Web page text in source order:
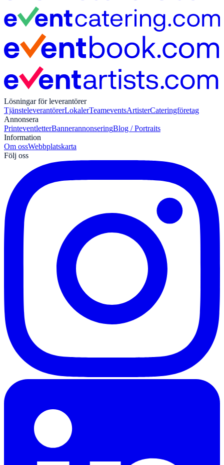
Lösningar för leverantörer
TjänsteleverantörerLokalerTeameventsArtisterCateringföretag
Annonsera
PrinteventletterBannerannonseringBlog / Portraits
Information
Om ossWebbplatskarta
Följ oss